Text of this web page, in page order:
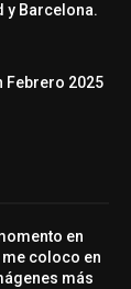
y Barcelona.
Febrero 2025
en
coloco en
más